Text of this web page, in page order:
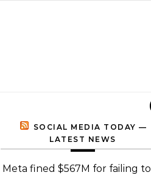
SOCIAL MEDIA TODAY —
LATEST NEWS
Meta fined $567M for failing to